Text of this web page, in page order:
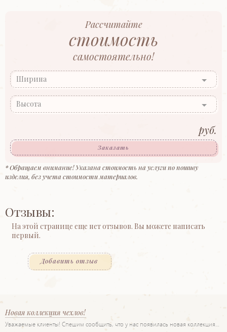
Рассчитайте
стоимость
самостоятельно!
Ширина
Высота
руб.
Заказать
* Обращаем внимание! Указана стоимость на услуги по пошиву
изделия, без учета стоимости материалов.
Отзывы:
На этой странице еще нет отзывов. Вы можете написать
первый.
Добавить отзыв
Новая коллекция чехлов!
Уважаемые клиенты! Спешим сообщить, что у нас появилась новая коллекция…